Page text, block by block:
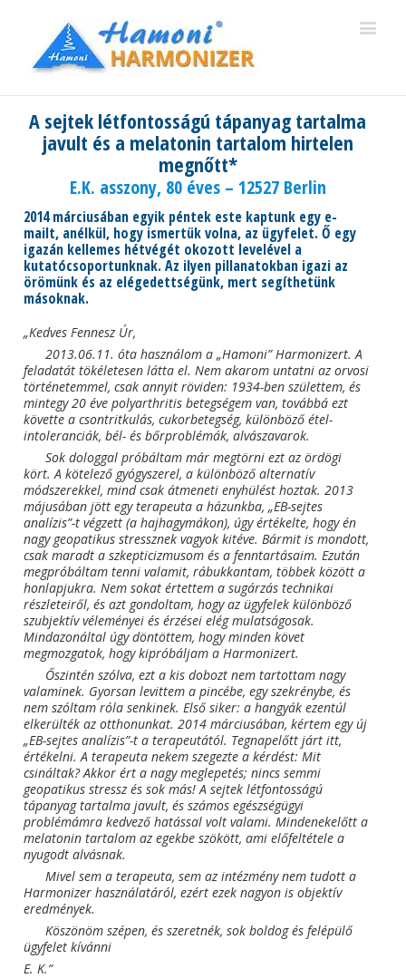
A sejtek létfontosságú tápanyag tartalma
javult és a melatonin tartalom hirtelen
megnőtt*
E.K. asszony, 80 éves – 12527 Berlin
2014 márciusában egyik péntek este kaptunk egy e-
mailt, anélkül, hogy ismertük volna, az ügyfelet. Ő egy
igazán kellemes hétvégét okozott levelével a
kutatócsoportunknak. Az ilyen pillanatokban igazi az
örömünk és az elégedettségünk, mert segíthetünk
másoknak.
„Kedves Fennesz Úr,
2013.06.11. óta használom a „Hamoni” Harmonizert. A
feladatát tökéletesen látta el. Nem akarom untatni az orvosi
történetemmel, csak annyit röviden: 1934-ben születtem, és
mintegy 20 éve polyarthritis betegségem van, továbbá ezt
követte a csontritkulás, cukorbetegség, különböző étel-
intoleranciák, bél- és bőrproblémák, alvászavarok.
Sok dologgal próbáltam már megtörni ezt az ördögi
kört. A kötelező gyógyszerel, a különböző alternatív
módszerekkel, mind csak átmeneti enyhülést hoztak. 2013
májusában jött egy terapeuta a házunkba, „EB-sejtes
analízis”-t végzett (a hajhagymákon), úgy értékelte, hogy én
nagy geopatikus stressznek vagyok kitéve. Bármit is mondott,
csak maradt a szkepticizmusom és a fenntartásaim. Ezután
megpróbáltam tenni valamit, rábukkantam, többek között a
honlapjukra. Nem sokat értettem a sugárzás technikai
részleteiről, és azt gondoltam, hogy az ügyfelek különböző
szubjektív véleményei és érzései elég mulatságosak.
Mindazonáltal úgy döntöttem, hogy minden követ
megmozgatok, hogy kipróbáljam a Harmonizert.
Őszintén szólva, ezt a kis dobozt nem tartottam nagy
valaminek. Gyorsan levittem a pincébe, egy szekrénybe, és
nem szóltam róla senkinek. Első siker: a hangyák ezentúl
elkerülték az otthonunkat. 2014 márciusában, kértem egy új
„EB-sejtes analízis”-t a terapeutától. Tegnapelőtt járt itt,
értékelni. A terapeuta nekem szegezte a kérdést: Mit
csináltak? Akkor ért a nagy meglepetés; nincs semmi
geopatikus stressz és sok más! A sejtek létfontosságú
tápanyag tartalma javult, és számos egészségügyi
problémámra kedvező hatással volt valami. Mindenekelőtt a
melatonin tartalom az egekbe szökött, ami előfeltétele a
nyugodt alvásnak.
Mivel sem a terapeuta, sem az intézmény nem tudott a
Harmonizer használatáról, ezért ezek nagyon is objektív
eredmények.
Köszönöm szépen, és szeretnék, sok boldog és felépülő
ügyfelet kívánni
E. K.“